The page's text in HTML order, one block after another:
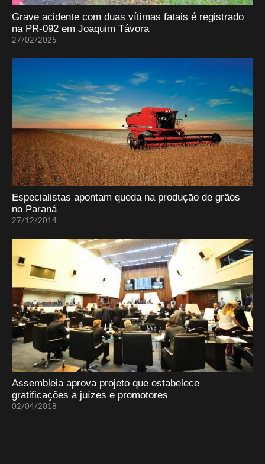
Grave acidente com duas vítimas fatais é registrado
na PR-092 em Joaquim Távora
27/02/2025
Especialistas apontam queda na produção de grãos
no Paraná
27/12/2014
Assembleia aprova projeto que estabelece
gratificações a juízes e promotores
02/04/2018